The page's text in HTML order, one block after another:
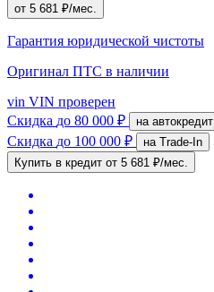
от 5 681 ₽/мес.
Гарантия юридической чистоты
Оригинал ПТС в наличии
vin VIN проверен
Скидка до 80 000 ₽ на автокредит
Скидка до 100 000 ₽
на Trade-In
Купить в кредит от 5 681 ₽/мес.